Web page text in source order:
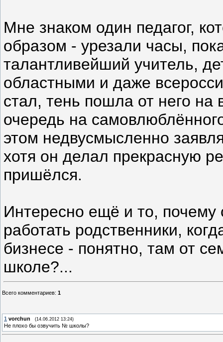
Мне знаком один педагог,
образом - урезали часы,
талантливейший учитель,
областными и даже
стал, тень пошла от него на
очередь на
этом недвусмысленно
хотя он делал прекрасную
пришёлся.
Интересно ещё и то, почему
работать родственники,
бизнесе - понятно, там от
школе?...
Всего комментариев: 1
1 vorchun (14.06.2012 13:24)
Не плохо бы озвучить № школы?